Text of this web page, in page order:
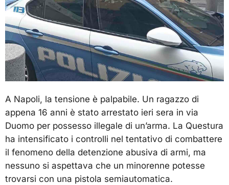
A Napoli, la tensione è palpabile. Un ragazzo di
appena 16 anni è stato arrestato ieri sera in via
Duomo per possesso illegale di un’arma. La Questura
ha intensificato i controlli nel tentativo di combattere
il fenomeno della detenzione abusiva di armi, ma
nessuno si aspettava che un minorenne potesse
trovarsi con una pistola semiautomatica.